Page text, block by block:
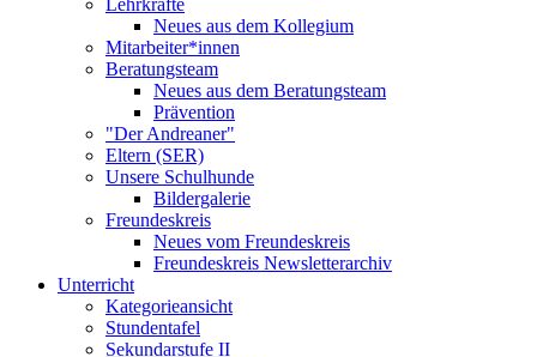
Lehrkräfte
Neues aus dem Kollegium
Mitarbeiter*innen
Beratungsteam
Neues aus dem Beratungsteam
Prävention
"Der Andreaner"
Eltern (SER)
Unsere Schulhunde
Bildergalerie
Freundeskreis
Neues vom Freundeskreis
Freundeskreis Newsletterarchiv
Unterricht
Kategorieansicht
Stundentafel
Sekundarstufe II